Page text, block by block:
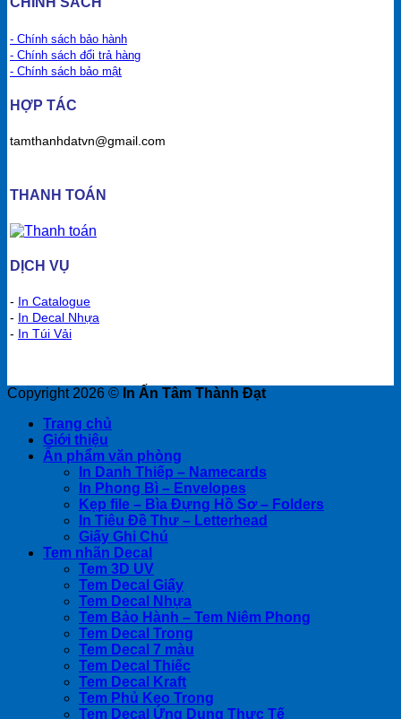
- Chính sách bảo hành
- Chính sách đổi trả hàng
- Chính sách bảo mật
HỢP TÁC
tamthanhdatvn@gmail.com
THANH TOÁN
DỊCH VỤ
-
In Catalogue
-
In Decal Nhựa
-
In Túi Vải
Copyright 2026 © In Ấn Tâm Thành Đạt
Trang chủ
Giới thiệu
Ấn phẩm văn phòng
In Danh Thiếp – Namecards
In Phong Bì – Envelopes
Kẹp file – Bìa Đựng Hồ Sơ – Folders
In Tiêu Đề Thư – Letterhead
Giấy Ghi Chú
Tem nhãn Decal
Tem 3D UV
Tem Decal Giấy
Tem Decal Nhựa
Tem Bảo Hành – Tem Niêm Phong
Tem Decal Trong
Tem Decal 7 màu
Tem Decal Thiếc
Tem Decal Kraft
Tem Phủ Keo Trong
Tem Decal Ứng Dụng Thực Tế